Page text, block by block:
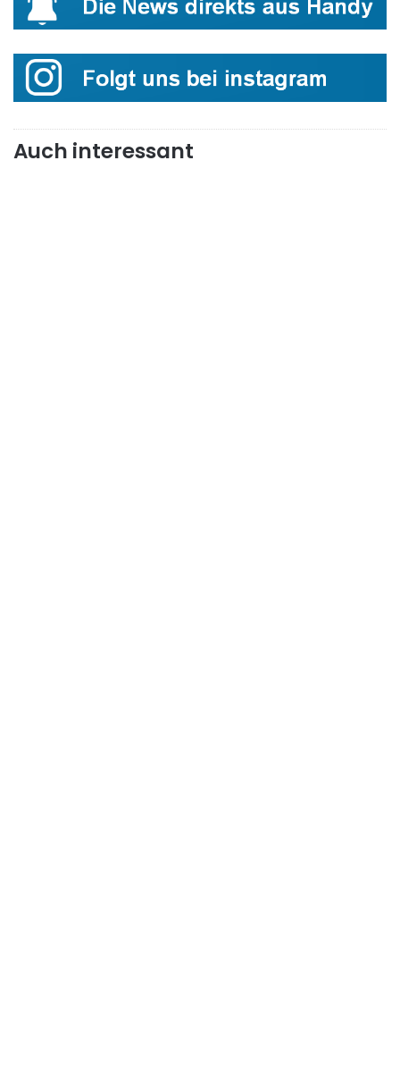
Auch interessant